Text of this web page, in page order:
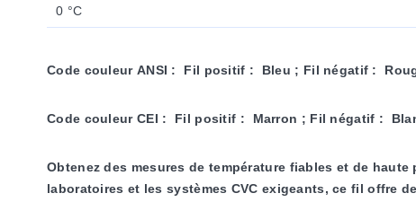
0 °C
Code couleur ANSI : Fil positif : Bleu ; Fil négatif :
Code couleur CEI : Fil positif : Marron ; Fil négatif :
Obtenez des mesures de température fiables et de
laboratoires et les systèmes CVC exigeants, ce fil offre